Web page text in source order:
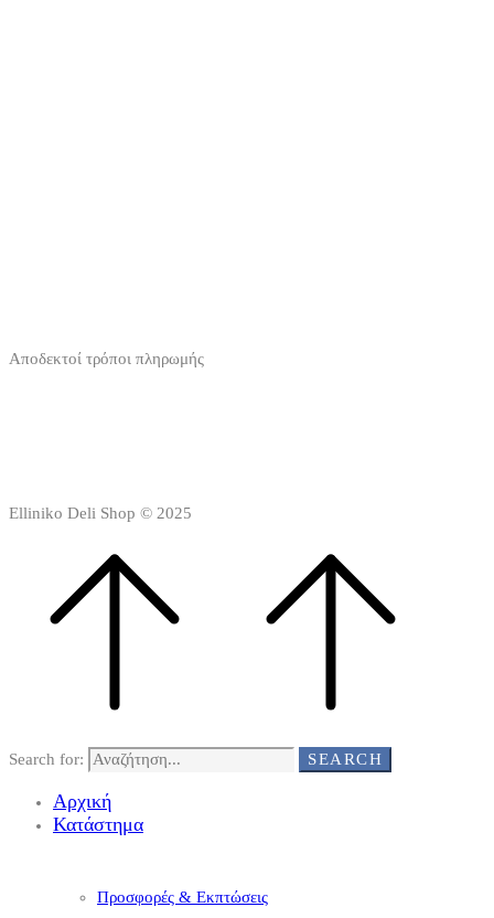
Αποδεκτοί τρόποι πληρωμής
Elliniko Deli Shop © 2025
Search for: SEARCH
Αρχική
Κατάστημα
Προσφορές & Εκπτώσεις